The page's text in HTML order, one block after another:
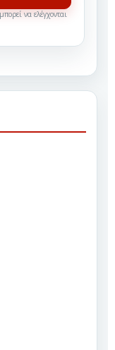
να ελέγχονται